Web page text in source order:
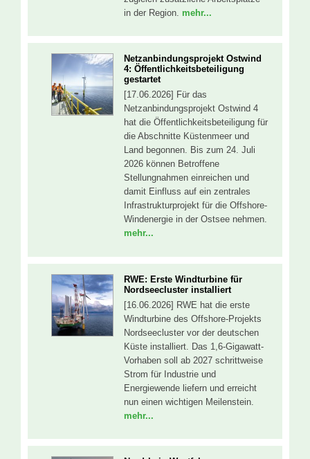
in der Region. mehr...
Netzanbindungsprojekt Ostwind
4: Öffentlichkeitsbeteiligung
gestartet
[17.06.2026] Für das
Netzanbindungsprojekt Ostwind 4
hat die Öffentlichkeitsbeteiligung für
die Abschnitte Küstenmeer und
Land begonnen. Bis zum 24. Juli
2026 können Betroffene
Stellungnahmen einreichen und
damit Einfluss auf ein zentrales
Infrastrukturprojekt für die Offshore-
Windenergie in der Ostsee nehmen.
mehr...
RWE: Erste Windturbine für
Nordseecluster installiert
[16.06.2026] RWE hat die erste
Windturbine des Offshore-Projekts
Nordseecluster vor der deutschen
Küste installiert. Das 1,6-Gigawatt-
Vorhaben soll ab 2027 schrittweise
Strom für Industrie und
Energiewende liefern und erreicht
nun einen wichtigen Meilenstein.
mehr...